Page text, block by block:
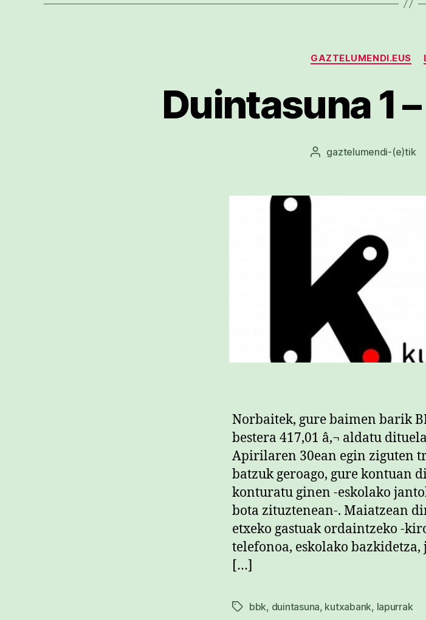
GAZTELUMENDI.EUS
Duintasuna 1
Argitalpenaren
gaztelumendi-(e)tik
Norbaitek, gure baimen barik
bestera 417,01 â‚¬ aldatu
Apirilaren 30ean egin ziguten
batzuk geroago, gure kontuan
konturatu ginen -eskolako
bota zituztenean-. Maiatzean
etxeko gastuak ordaintzeko -
telefonoa, eskolako
[…]
Etiketak
bbk, duintasuna, kutxabank, lapurrak